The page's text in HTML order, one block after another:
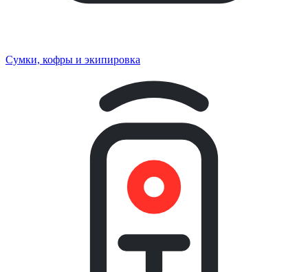
Сумки, кофры и экипировка